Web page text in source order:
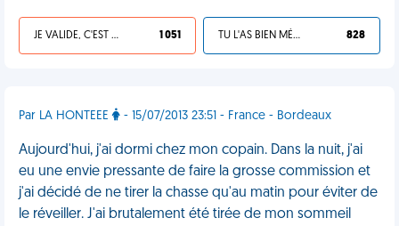
JE VALIDE, C'EST UNE VDM 1 051 TU L'AS BIEN MÉRITÉ 828
Par LA HONTEEE - 15/07/2013 23:51 - France - Bordeaux
Aujourd'hui, j'ai dormi chez mon copain. Dans la nuit, j'ai
eu une envie pressante de faire la grosse commission et
j'ai décidé de ne tirer la chasse qu'au matin pour éviter de
le réveiller. J'ai brutalement été tirée de mon sommeil